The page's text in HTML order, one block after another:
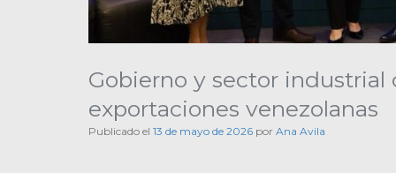
Gobierno y sector
exportaciones venezolanas
Publicado el 13 de mayo de 2026 por Ana Avila